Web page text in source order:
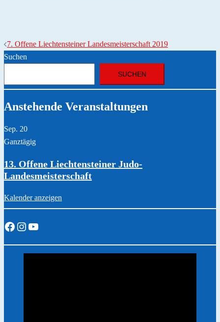
Beitragsnavigation
7. Offene Liechtensteiner Landesmeisterschaft 2019
Suchen
SUCHEN
Anstehende Veranstaltungen
Sep. 20
Ganztägig
13. Offene Liechtensteiner Judo-
Landesmeisterschaft
Kalender anzeigen
Facebook
Instagram
YouTube